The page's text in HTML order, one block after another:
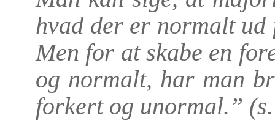
hvad der er normalt
Men for at skabe en
og normalt, har man
forkert og unormal.”